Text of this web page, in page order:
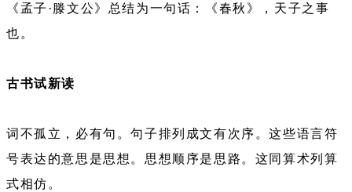
《孟子·滕文公》总结为一句话：《春秋》，天子之事
也。
古书试新读
词不孤立，必有句。句子排列成文有次序。这些语言符
号表达的意思是思想。思想顺序是思路。这同算术列算
式相仿。